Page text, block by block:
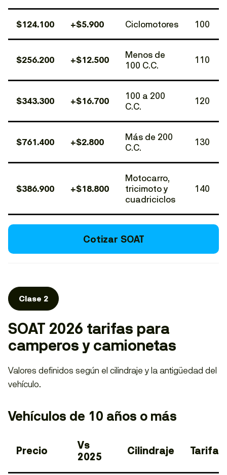
$124.100 +$5.900 Ciclomotores 100
$256.200 +$12.500
Menos de
100 C.C.
110
$343.300 +$16.700
100 a 200
C.C.
120
$761.400 +$2.800
Más de 200
C.C.
130
$386.900 +$18.800
Motocarro,
tricimoto y
cuadriciclos
140
Cotizar SOAT
Clase 2
SOAT 2026 tarifas para
camperos y camionetas
Valores definidos según el cilindraje y la antigüedad del
vehículo.
Vehículos de 10 años o más
Precio
Vs
2025
Cilindraje Tarifa